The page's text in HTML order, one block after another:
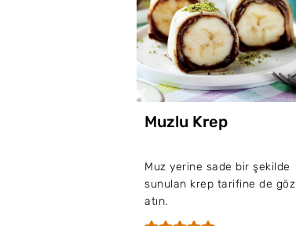
Muzlu Krep
Muz yerine sade bir şekilde
sunulan krep tarifine de göz
atın.